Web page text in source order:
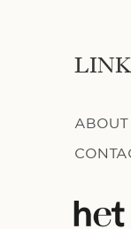
ABOUT